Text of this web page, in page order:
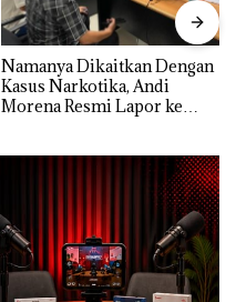
Namanya Dikaitkan Dengan
Kasus Narkotika, Andi
Morena Resmi Lapor ke